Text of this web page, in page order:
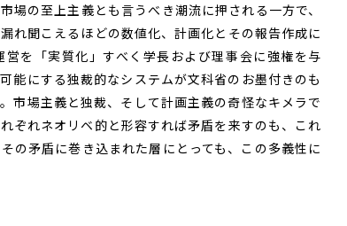
場の至上主義とも言うべき潮流に押される一方で、
れ聞こえるほどの数値化、計画化とその報告作成に
を「実質化」すべく学長および理事会に強権を与
能にする独裁的なシステムが文科省のお墨付きのも
市場主義と独裁、そして計画主義の奇怪なキメラで
ぞれネオリベ的と形容すれば矛盾を来すのも、これ
の矛盾に巻き込まれた層にとっても、この多義性に